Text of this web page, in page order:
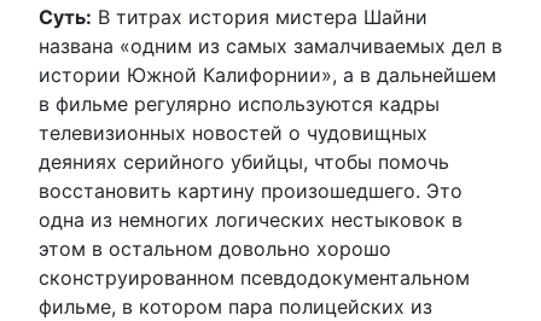
Суть: В титрах история мистера Шайни
названа «одним из самых замалчиваемых дел в
истории Южной Калифорнии», а в дальнейшем
в фильме регулярно используются кадры
телевизионных новостей о чудовищных
деяниях серийного убийцы, чтобы помочь
восстановить картину произошедшего. Это
одна из немногих логических нестыковок в
этом в остальном довольно хорошо
сконструированном псевдодокументальном
фильме, в котором пара полицейских из